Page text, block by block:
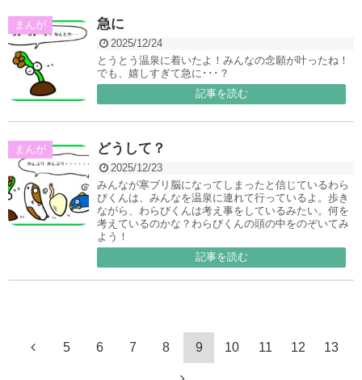
急に
2025/12/24
まんが
とうとう温泉に着いたよ！みんなの念願が叶ったね！
でも、嬉しすぎて急に･･･？
記事を読む
どうして？
2025/12/23
まんが
みんなが寒ブリ脳になってしまったと信じているわら
びくんは、みんなを温泉に連れて行っているよ。歩き
ながら、わらびくんは考え事をしているみたい。何を
考えているのかな？わらびくんの頭の中をのぞいてみ
よう！
記事を読む
5 6 7 8 9 10 11 12 13